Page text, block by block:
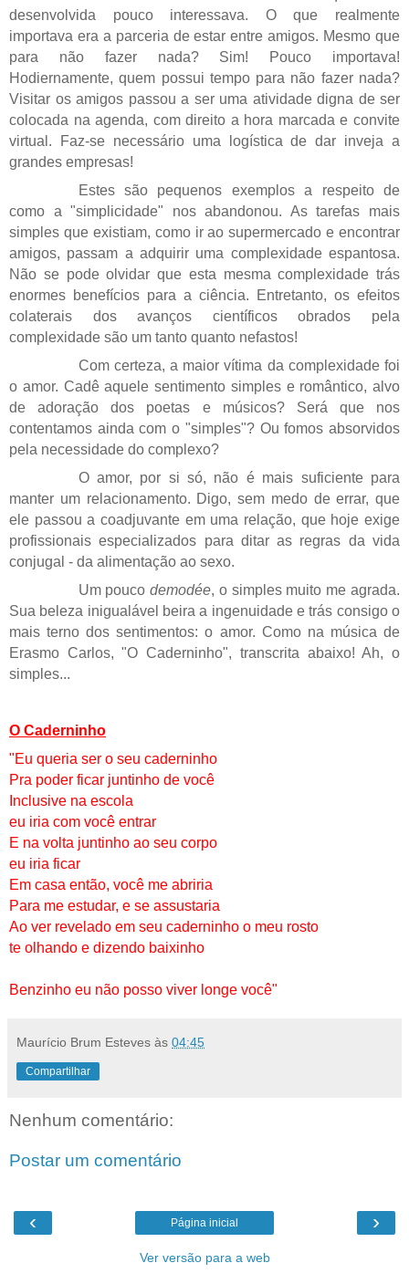
desenvolvida pouco interessava. O que realmente
importava era a parceria de estar entre amigos. Mesmo que
para não fazer nada? Sim! Pouco importava!
Hodiernamente, quem possui tempo para não fazer nada?
Visitar os amigos passou a ser uma atividade digna de ser
colocada na agenda, com direito a hora marcada e convite
virtual. Faz-se necessário uma logística de dar inveja a
grandes empresas!
Estes são pequenos exemplos a respeito de
como a "simplicidade" nos abandonou. As tarefas mais
simples que existiam, como ir ao supermercado e encontrar
amigos, passam a adquirir uma complexidade espantosa.
Não se pode olvidar que esta mesma complexidade trás
enormes benefícios para a ciência. Entretanto, os efeitos
colaterais dos avanços científicos obrados pela
complexidade são um tanto quanto nefastos!
Com certeza, a maior vítima da complexidade foi
o amor. Cadê aquele sentimento simples e romântico, alvo
de adoração dos poetas e músicos? Será que nos
contentamos ainda com o "simples"? Ou fomos absorvidos
pela necessidade do complexo?
O amor, por si só, não é mais suficiente para
manter um relacionamento. Digo, sem medo de errar, que
ele passou a coadjuvante em uma relação, que hoje exige
profissionais especializados para ditar as regras da vida
conjugal - da alimentação ao sexo.
Um poucodemodée, o simples muito me agrada.
Sua beleza inigualável beira a ingenuidade e trás consigo o
mais terno dos sentimentos: o amor. Como na música de
Erasmo Carlos, "O Caderninho", transcrita abaixo! Ah, o
simples...
O Caderninho
"Eu queria ser o seu caderninho
Pra poder ficar juntinho de você
Inclusive na escola
eu iria com você entrar
E na volta juntinho ao seu corpo
eu iria ficar
Em casa então, você me abriria
Para me estudar, e se assustaria
Ao ver revelado em seu caderninho o meu rosto
te olhando e dizendo baixinho
Benzinho eu não posso viver longe você"
Maurício Brum Esteves às 04:45
Compartilhar
Nenhum comentário:
Postar um comentário
‹ ›
Página inicial
Ver versão para a web